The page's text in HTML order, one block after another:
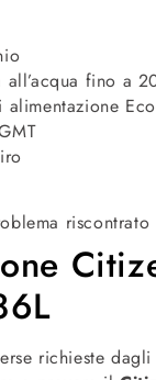
all’acqua fino a
alimentazione
riscontrato
richieste